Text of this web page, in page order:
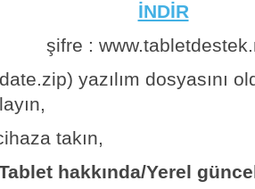
İNDİR
şifre :
yazılım dosyasını
takın,
hakkında/Yerel